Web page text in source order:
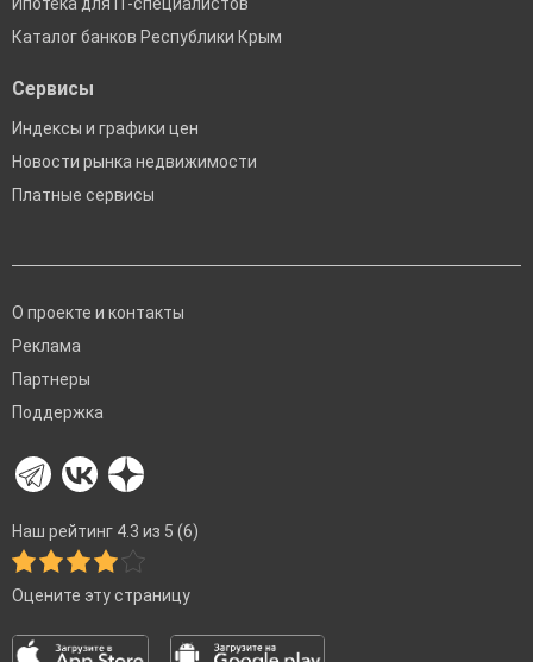
Ипотека для IT-специалистов
Каталог банков Республики Крым
Сервисы
Индексы и графики цен
Новости рынка недвижимости
Платные сервисы
О проекте и контакты
Реклама
Партнеры
Поддержка
Наш рейтинг 4.3 из 5 (6)
Оцените эту страницу